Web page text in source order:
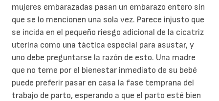
mujeres embarazadas pasan un embarazo entero sin
que se lo mencionen una sola vez. Parece injusto que
se incida en el pequeño riesgo adicional de la cicatriz
uterina como una táctica especial para asustar, y
uno debe preguntarse la razón de esto. Una madre
que no teme por el bienestar inmediato de su bebé
puede preferir pasar en casa la fase temprana del
trabajo de parto, esperando a que el parto esté bien